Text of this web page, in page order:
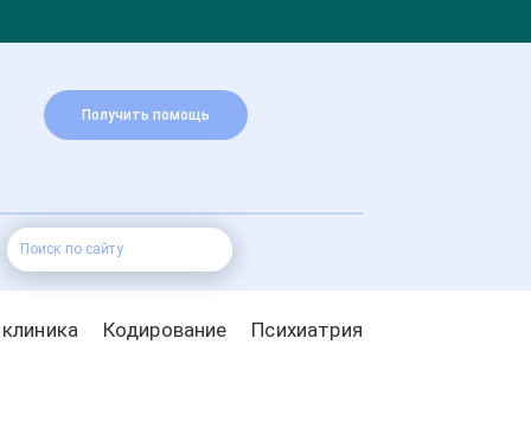
Получить помощь
Кодирование Психиатрия